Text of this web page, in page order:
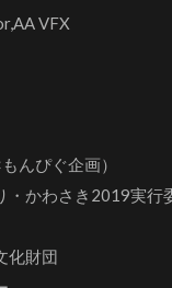
VFX
ぴぐ企画）
かわさき2019実行
財団